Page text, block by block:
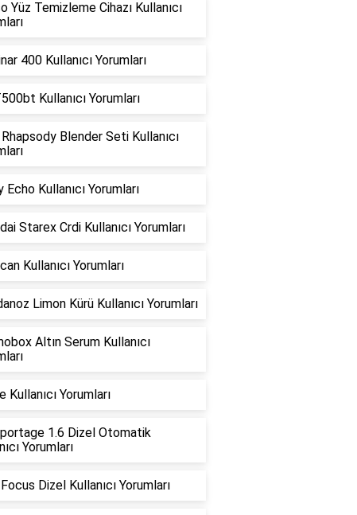
Yüz Temizleme Cihazı Kullanıcı
400 Kullanıcı Yorumları
Kullanıcı Yorumları
Rhapsody Blender Seti Kullanıcı
Echo Kullanıcı Yorumları
Starex Crdi Kullanıcı Yorumları
Kullanıcı Yorumları
Limon Kürü Kullanıcı Yorumları
Altın Serum Kullanıcı
Kullanıcı Yorumları
1.6 Dizel Otomatik
Yorumları
Dizel Kullanıcı Yorumları